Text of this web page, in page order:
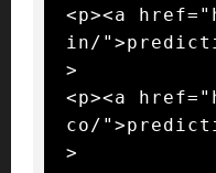
<p><a
in/
>
<p><a
co/
>